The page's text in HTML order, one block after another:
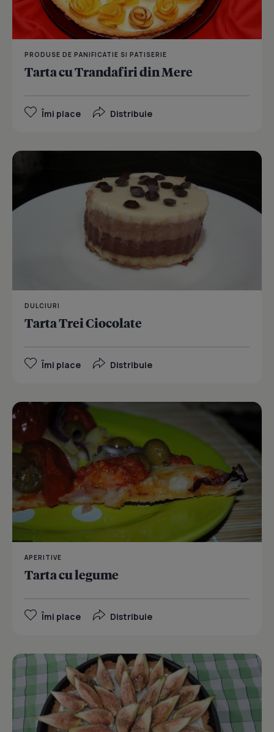
PRODUSE DE PANIFICATIE SI PATISERIE
Tarta cu Trandafiri din Mere
Îmi place Distribuie
DULCIURI
Tarta Trei Ciocolate
Îmi place Distribuie
APERITIVE
Tarta cu legume
Îmi place Distribuie